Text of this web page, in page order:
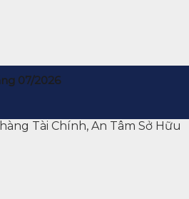
07/2026